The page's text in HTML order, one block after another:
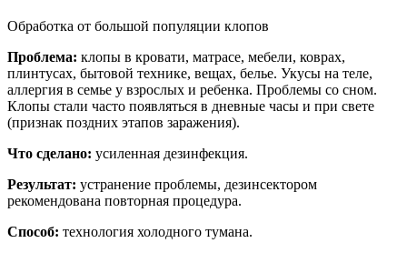
Обработка от большой популяции клопов
Проблема: клопы в кровати, матрасе, мебели, коврах,
плинтусах, бытовой технике, вещах, белье. Укусы на теле,
аллергия в семье у взрослых и ребенка. Проблемы со сном.
Клопы стали часто появляться в дневные часы и при свете
(признак поздних этапов заражения).
Что сделано: усиленная дезинфекция.
Результат: устранение проблемы, дезинсектором
рекомендована повторная процедура.
Способ: технология холодного тумана.